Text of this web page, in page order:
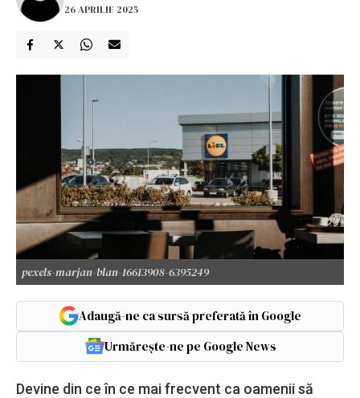
26 APRILIE 2025
pexels-marjan-blan-16613908-6395249
Adaugă-ne ca sursă preferată în Google
Urmărește-ne pe Google News
Devine din ce în ce mai frecvent ca oamenii să